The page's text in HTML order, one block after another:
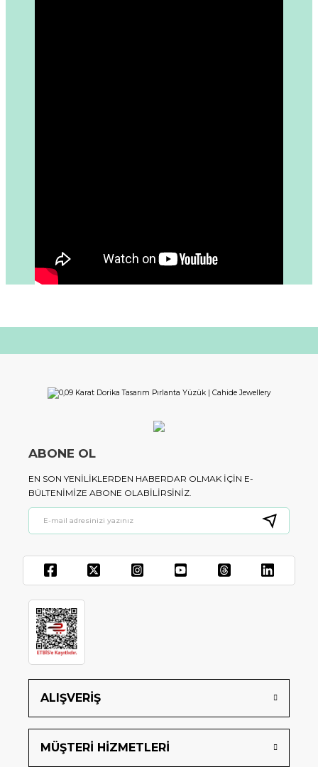
ALIŞVERİŞ
MÜŞTERİ HİZMETLERİ
ABONE OL
EN SON YENILIKLERDEN HABERDAR OLMAK IÇIN E-
BÜLTENIMIZE ABONE OLABILIRSINIZ.